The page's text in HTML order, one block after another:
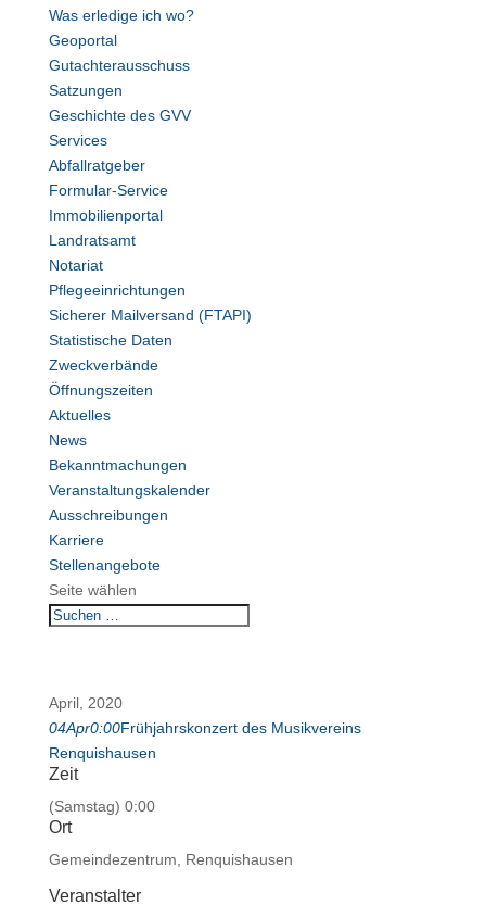
Was erledige ich wo?
Geoportal
Gutachterausschuss
Satzungen
Geschichte des GVV
Services
Abfallratgeber
Formular-Service
Immobilienportal
Landratsamt
Notariat
Pflegeeinrichtungen
Sicherer Mailversand (FTAPI)
Statistische Daten
Zweckverbände
Öffnungszeiten
Aktuelles
News
Bekanntmachungen
Veranstaltungskalender
Ausschreibungen
Karriere
Stellenangebote
Seite wählen
April, 2020
04Apr0:00Frühjahrskonzert des Musikvereins
Renquishausen
Zeit
(Samstag) 0:00
Ort
Gemeindezentrum, Renquishausen
Veranstalter